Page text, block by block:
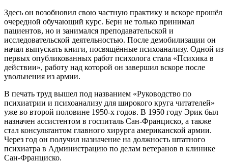
Здесь он возобновил свою частную практику и вскоре прошёл
очередной обучающий курс. Берн не только принимал
пациентов, но и занимался преподавательской и
исследовательской деятельностью. После демобилизации он
начал выпускать книги, посвящённые психоанализу. Одной из
первых опубликованных работ психолога стала «Психика в
действии», работу над которой он завершил вскоре после
увольнения из армии.
В печать труд вышел под названием «Руководство по
психиатрии и психоанализу для широкого круга читателей»
уже во второй половине 1950-х годов. В 1950 году Эрик был
назначен ассистентом в госпиталь Сан-Франциско, а также
стал консультантом главного хирурга американской армии.
Через год он получил назначение на должность штатного
психиатра в Администрацию по делам ветеранов в клинике
Сан-Франциско.